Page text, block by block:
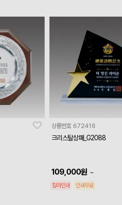
상품번호 672416
크리스탈상패_G2088
109,000원 ~
칼라인쇄 인쇄무료